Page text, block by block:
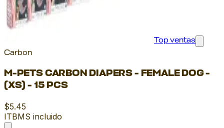
Top ventas
Carbon
M-PETS CARBON DIAPERS - FEMALE DOG -
(XS) - 15 PCS
$5.45
ITBMS incluido